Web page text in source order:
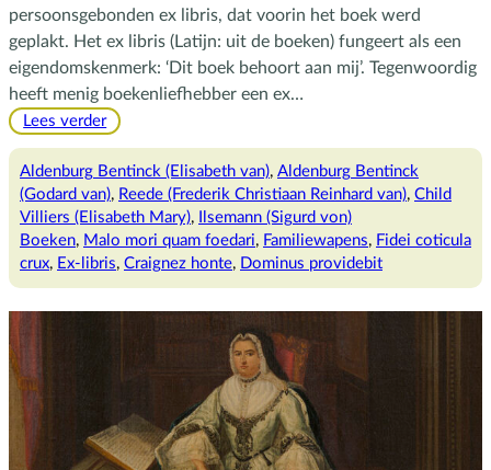
persoonsgebonden ex libris, dat voorin het boek werd
geplakt. Het ex libris (Latijn: uit de boeken) fungeert als een
eigendomskenmerk: ‘Dit boek behoort aan mij’. Tegenwoordig
heeft menig boekenliefhebber een ex…
Lees verder:
boek
behoort
aan
mij
Aldenburg Bentinck (Elisabeth van), Aldenburg Bentinck
(Godard van), Reede (Frederik Christiaan Reinhard van), Child
Villiers (Elisabeth Mary),
Ilsemann (Sigurd von)
Boeken, Malo mori quam foedari, Familiewapens, Fidei coticula
crux, Ex-libris, Craignez honte, Dominus providebit